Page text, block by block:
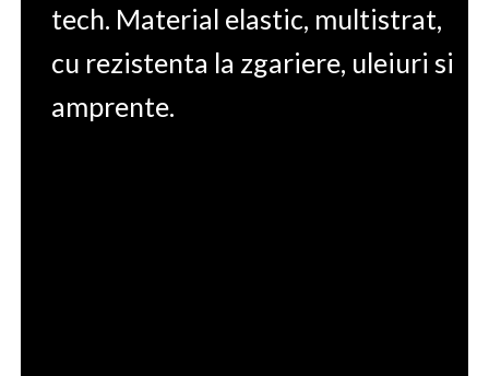
tech. Material elastic, multistrat,
cu rezistenta la zgariere, uleiuri si
amprente.